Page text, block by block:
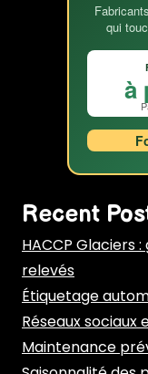
Fabricants
qui
à
Recent
HACCP Glaciers
relevés
Étiquetage
Réseaux
Maintenance